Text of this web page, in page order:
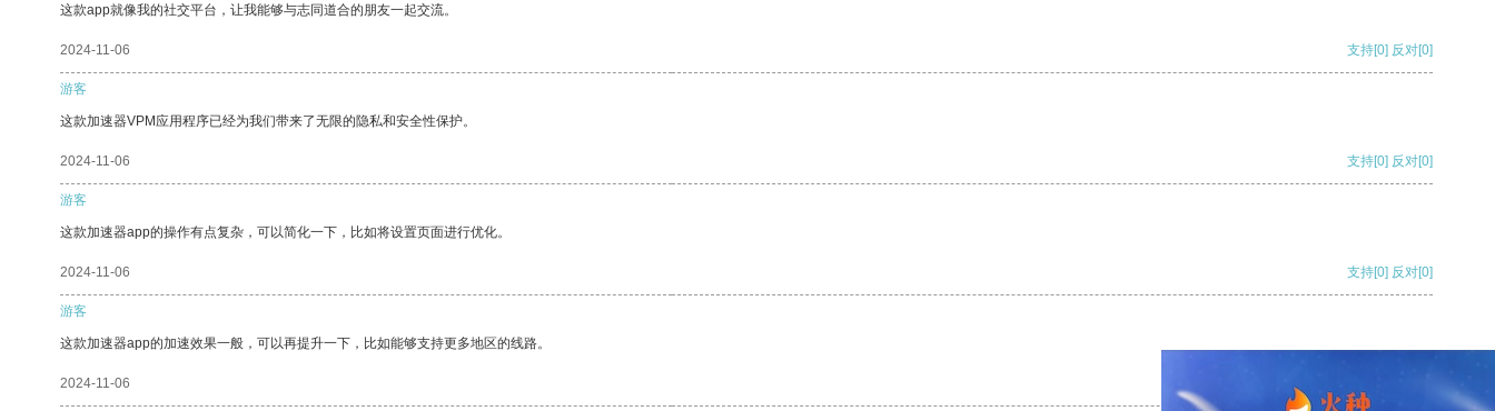
这款app就像我的社交平台，让我能够与志同道合的朋友一起交流。
2024-11-06 支持[0] 反对[0]
游客
这款加速器VPM应用程序已经为我们带来了无限的隐私和安全性保护。
2024-11-06 支持[0] 反对[0]
游客
这款加速器app的操作有点复杂，可以简化一下，比如将设置页面进行优化。
2024-11-06 支持[0] 反对[0]
游客
这款加速器app的加速效果一般，可以再提升一下，比如能够支持更多地区的线路。
2024-11-06